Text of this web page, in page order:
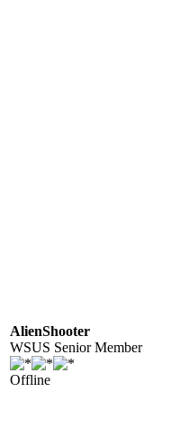
AlienShooter
WSUS Senior Member
Offline